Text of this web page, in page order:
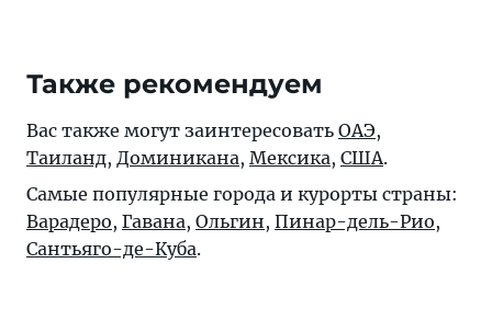
Также рекомендуем
Вас также могут заинтересовать ОАЭ,
Таиланд, Доминикана, Мексика, США.
Самые популярные города и курорты страны:
Варадеро, Гавана, Ольгин, Пинар-дель-Рио,
Сантьяго-де-Куба.